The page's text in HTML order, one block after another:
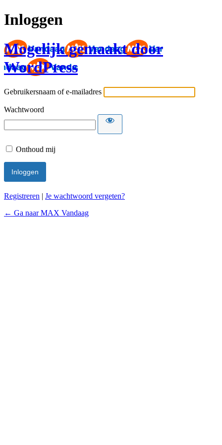
Inloggen
Mogelijk gemaakt door
WordPress
Gebruikersnaam of e-mailadres
Wachtwoord
Onthoud mij
Registreren | Je wachtwoord vergeten?
← Ga naar MAX Vandaag